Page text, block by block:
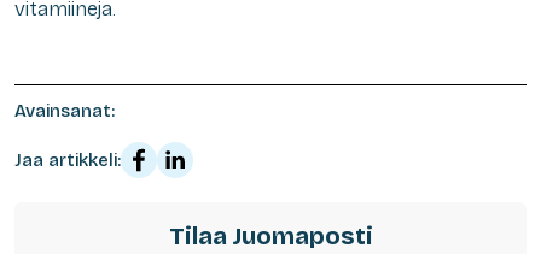
vitamiineja.
Avainsanat:
Jaa artikkeli:
Tilaa Juomaposti